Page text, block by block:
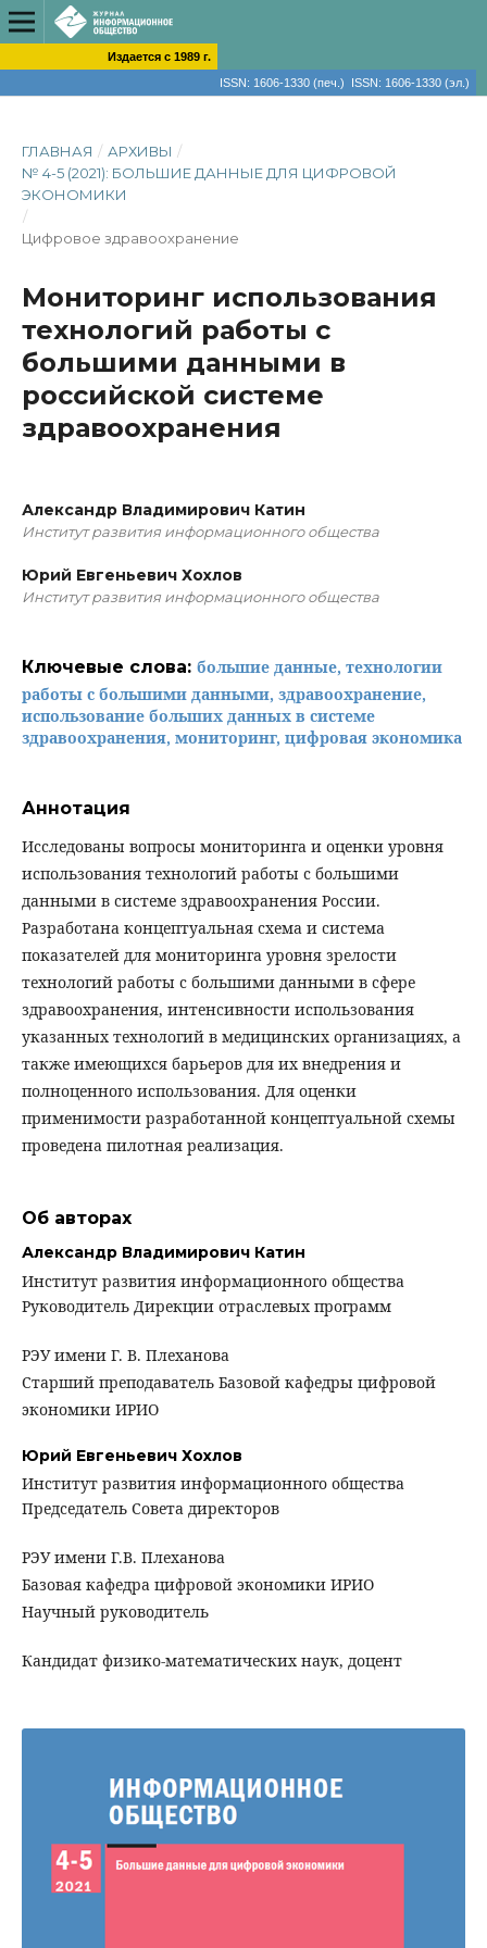
Издается с 1989 г.
ISSN: 1606-1330 (печ.) ISSN: 1606-1330 (эл.)
ГЛАВНАЯ / АРХИВЫ /
№ 4-5 (2021): БОЛЬШИЕ ДАННЫЕ ДЛЯ ЦИФРОВОЙ
ЭКОНОМИКИ
/
Цифровое здравоохранение
Мониторинг использования
технологий работы с
большими данными в
российской системе
здравоохранения
Александр Владимирович Катин
Институт развития информационного общества
Юрий Евгеньевич Хохлов
Институт развития информационного общества
Ключевые слова: большие данные, технологии
работы с большими данными, здравоохранение,
использование больших данных в системе
здравоохранения, мониторинг, цифровая экономика
Аннотация
Исследованы вопросы мониторинга и оценки уровня
использования технологий работы с большими
данными в системе здравоохранения России.
Разработана концептуальная схема и система
показателей для мониторинга уровня зрелости
технологий работы с большими данными в сфере
здравоохранения, интенсивности использования
указанных технологий в медицинских организациях, а
также имеющихся барьеров для их внедрения и
полноценного использования. Для оценки
применимости разработанной концептуальной схемы
проведена пилотная реализация.
Об авторах
Александр Владимирович Катин
Институт развития информационного общества
Руководитель Дирекции отраслевых программ
РЭУ имени Г. В. Плеханова
Старший преподаватель Базовой кафедры цифровой
экономики ИРИО
Юрий Евгеньевич Хохлов
Институт развития информационного общества
Председатель Совета директоров
РЭУ имени Г.В. Плеханова
Базовая кафедра цифровой экономики ИРИО
Научный руководитель
Кандидат физико-математических наук, доцент